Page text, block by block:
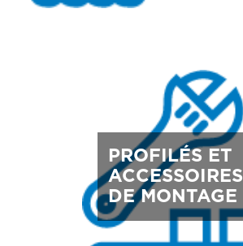
PROFILÉS ET
ACCESSOIRES
DE MONTAGE